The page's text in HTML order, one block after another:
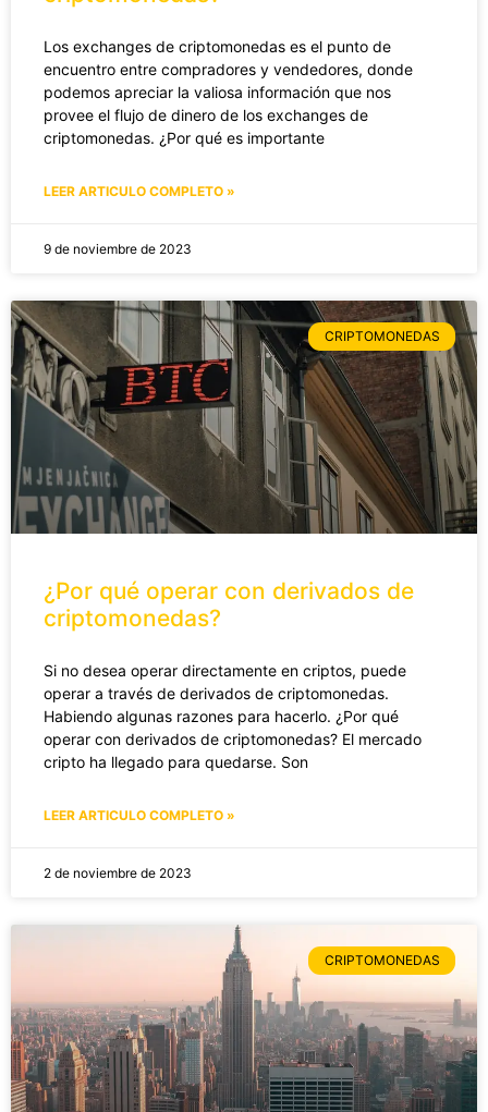
Los exchanges de criptomonedas es el punto de
encuentro entre compradores y vendedores, donde
podemos apreciar la valiosa información que nos
provee el flujo de dinero de los exchanges de
criptomonedas. ¿Por qué es importante
LEER ARTICULO COMPLETO »
9 de noviembre de 2023
CRIPTOMONEDAS
¿Por qué operar con derivados de
criptomonedas?
Si no desea operar directamente en criptos, puede
operar a través de derivados de criptomonedas.
Habiendo algunas razones para hacerlo. ¿Por qué
operar con derivados de criptomonedas? El mercado
cripto ha llegado para quedarse. Son
LEER ARTICULO COMPLETO »
2 de noviembre de 2023
CRIPTOMONEDAS